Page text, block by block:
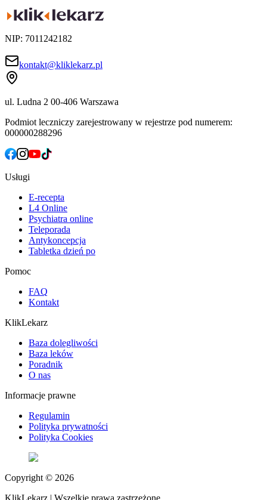
NIP: 7011242182
kontakt@kliklekarz.pl
ul. Ludna 2 00-406 Warszawa
Podmiot leczniczy zarejestrowany w rejestrze pod numerem:
000000288296
Usługi
E-recepta
L4 Online
Psychiatra online
Teleporada
Antykoncepcja
Tabletka dzień po
Pomoc
FAQ
Kontakt
KlikLekarz
Baza dolegliwości
Baza leków
Poradnik
O nas
Informacje prawne
Regulamin
Polityka prywatności
Polityka Cookies
Copyright © 2026